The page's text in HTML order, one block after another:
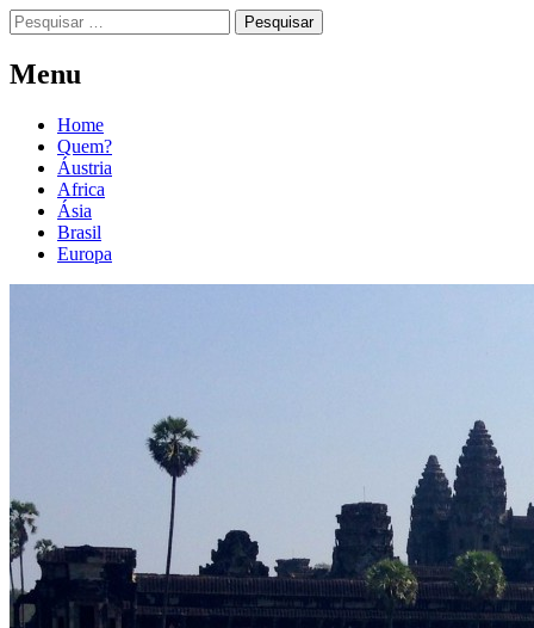
Menu
Home
Quem?
Áustria
Africa
Ásia
Brasil
Europa